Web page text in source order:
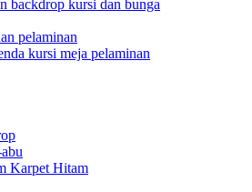
backdrop kursi dan bunga
pelaminan
kursi meja pelaminan
Karpet Hitam